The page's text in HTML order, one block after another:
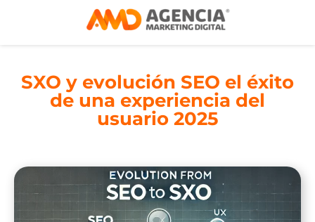
SXO y evolución SEO el éxito
de una experiencia del
usuario 2025